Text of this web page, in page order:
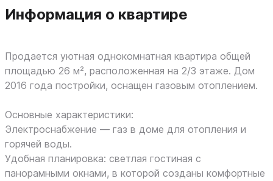
Информация о квартире
Продается уютная однокомнатная квартира общей
площадью 26 м², расположенная на 2/3 этаже. Дом
2016 года постройки, оснащен газовым отоплением.
Основные характеристики:
Электроснабжение — газ в доме для отопления и
горячей воды.
Удобная планировка: светлая гостиная с
панорамными окнами, в которой созданы комфортные